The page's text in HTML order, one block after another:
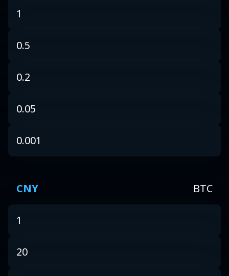
1
0.5
0.2
0.05
0.001
CNY BTC
1
20